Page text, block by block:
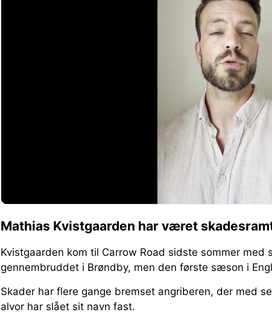
Mathias Kvistgaarden har været
Kvistgaarden kom til Carrow Road sidste sommer med
gennembruddet i Brøndby, men den første sæson i
Skader har flere gange bremset angriberen, der med
alvor har slået sit navn fast.